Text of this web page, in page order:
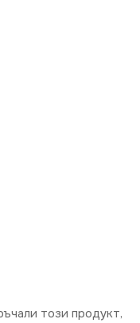
този продукт,